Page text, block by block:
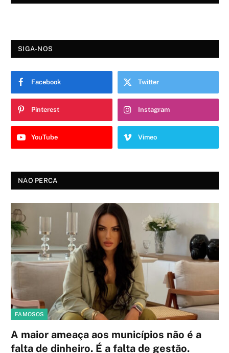
SIGA-NOS
Facebook Twitter
Pinterest Instagram
YouTube Vimeo
NÃO PERCA
FAMOSOS
A maior ameaça aos municípios não é a
falta de dinheiro. É a falta de gestão.